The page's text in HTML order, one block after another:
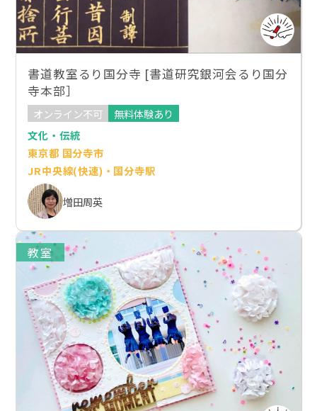
書道教室るり国分寺 [書道研究銀河会るり国分
寺本部］
オンライン不可
無料体験あり
文化・伝統
東京都 国分寺市
JR中央線(快速)・国分寺駅
増田周英
教室